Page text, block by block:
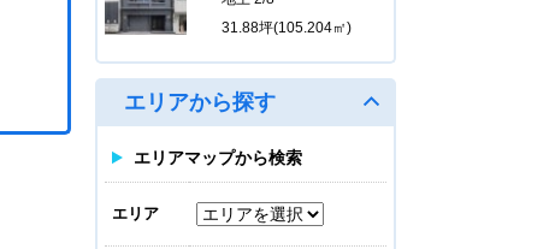
31.88坪(105.204㎡)
M.BALANCE MIDOSUJI
HOMMACHI
616,056
地上 8/10
30.88坪(101.904㎡)
エリアから探す
エリアマップから検索
エリア